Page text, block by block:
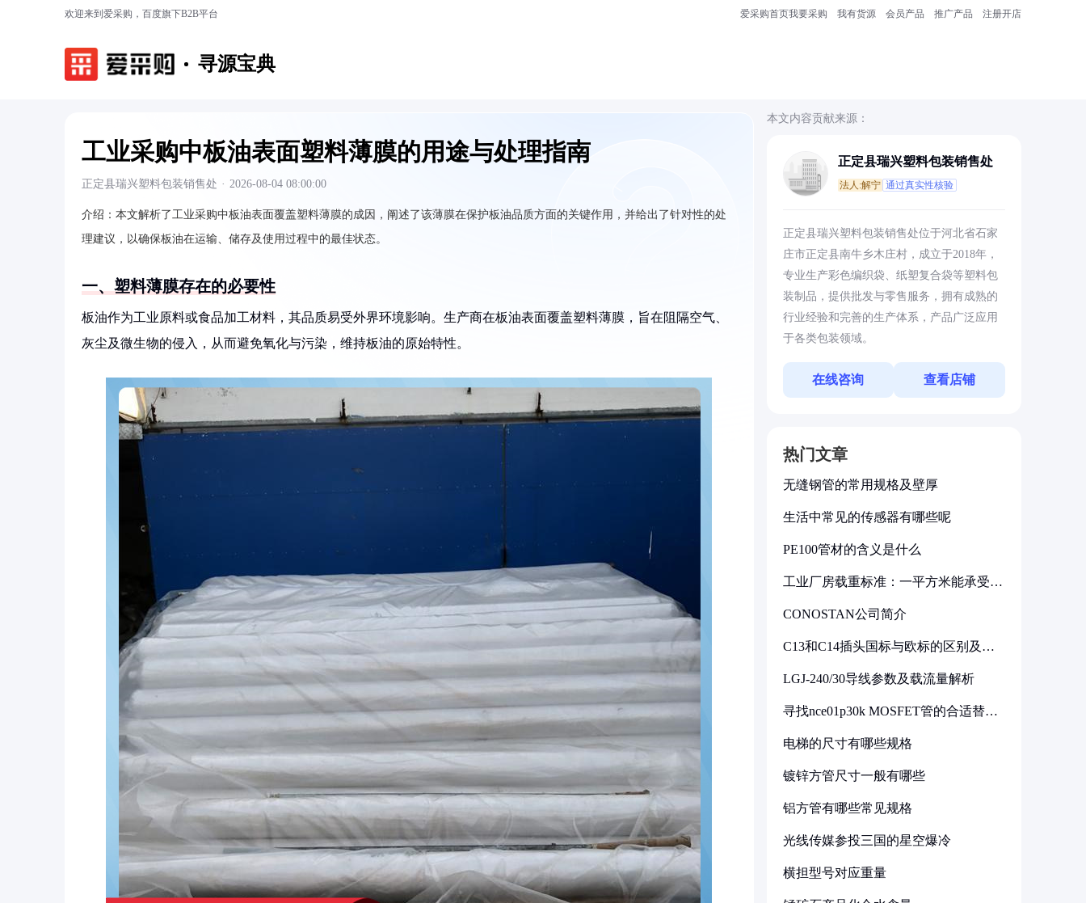
欢迎来到爱采购，百度旗下B2B平台 爱采购首页我要采购 我有货源 会员产品 推广产品 注册开店
寻源宝典
工业采购中板油表面塑料薄膜的用途与处理指南
正定县瑞兴塑料包装销售处 · 2026-08-04 08:00:00
介绍： 本文解析了工业采购中板油表面覆盖塑料薄膜的成因，阐述了该薄膜在保护板油品质方面的关键作用，并给出了针对性的处
理建议，以确保板油在运输、储存及使用过程中的最佳状态。
一、塑料薄膜存在的必要性
板油作为工业原料或食品加工材料，其品质易受外界环境影响。生产商在板油表面覆盖塑料薄膜，旨在阻隔空气、
灰尘及微生物的侵入，从而避免氧化与污染，维持板油的原始特性。
本文内容贡献来源：
正定县瑞兴塑料包装销售处
法人:解宁 通过真实性核验
正定县瑞兴塑料包装销售处位于河北省石家
庄市正定县南牛乡木庄村，成立于2018年，
专业生产彩色编织袋、纸塑复合袋等塑料包
装制品，提供批发与零售服务，拥有成熟的
行业经验和完善的生产体系，产品广泛应用
于各类包装领域。
在线咨询 查看店铺
热门文章
无缝钢管的常用规格及壁厚
生活中常见的传感器有哪些呢
PE100管材的含义是什么
工业厂房载重标准：一平方米能承受多
CONOSTAN公司简介
C13和C14插头国标与欧标的区别及其
LGJ-240/30导线参数及载流量解析
寻找nce01p30k MOSFET管的合适替代
电梯的尺寸有哪些规格
镀锌方管尺寸一般有哪些
铝方管有哪些常见规格
光线传媒参投三国的星空爆冷
横担型号对应重量